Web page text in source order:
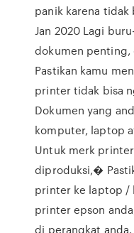
panik karena tidak
Jan 2020 Lagi
dokumen penting,
Pastikan kamu
printer tidak bisa
Dokumen yang
komputer, laptop
Untuk merk
diproduksi,�
printer ke laptop /
printer epson
di perangkat